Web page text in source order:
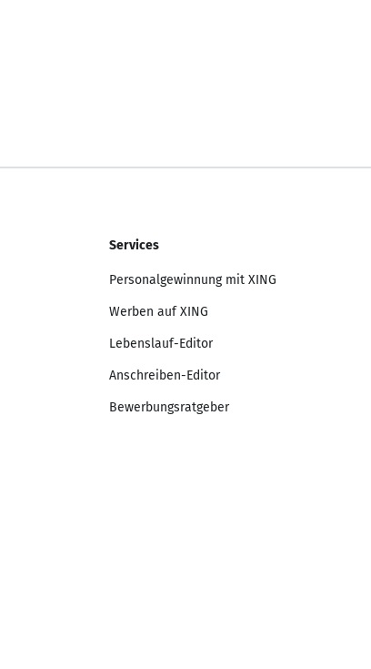
Services
Personalgewinnung mit XING
Werben auf XING
Lebenslauf-Editor
Anschreiben-Editor
Bewerbungsratgeber